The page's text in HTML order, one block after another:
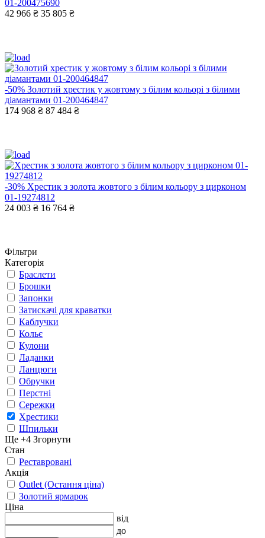
01-200475690
42 966 ₴ 35 805 ₴
-50% Золотий хрестик у жовтому з білим кольорі з білими
діамантами 01-200464847
174 968 ₴ 87 484 ₴
-30% Хрестик з золота жовтого з білим кольору з цирконом
01-19274812
24 003 ₴ 16 764 ₴
Фільтри
Категорія
Браслети
Брошки
Запонки
Затискачі для краватки
Каблучки
Кольє
Кулони
Ладанки
Ланцюги
Обручки
Перстні
Сережки
Хрестики
Шпильки
Ще +4 Згорнути
Стан
Реставровані
Акція
Outlet (Остання ціна)
Золотий ярмарок
Ціна
від
до